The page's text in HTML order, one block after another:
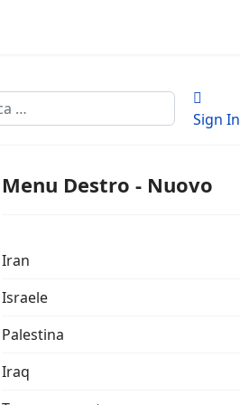
Sign In
Menu Destro - Nuovo
Iran
Israele
Palestina
Iraq